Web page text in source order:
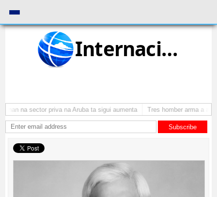
Internacional
na sector priva na Aruba ta sigui aumenta Tres homber arma a
Subscribe